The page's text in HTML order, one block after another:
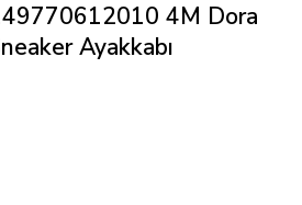
4M Dora
Ayakkabı